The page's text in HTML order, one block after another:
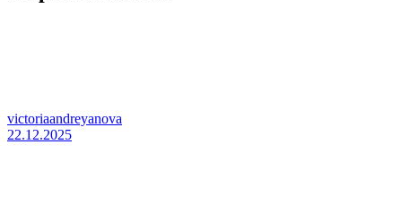
victoriaandreyanova
22.12.2025